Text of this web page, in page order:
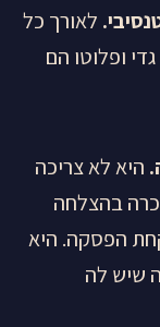
לאורך כל
ופלוטו הם
היא לא צריכה
בהצלחה
הפסקה. היא
שיש לה